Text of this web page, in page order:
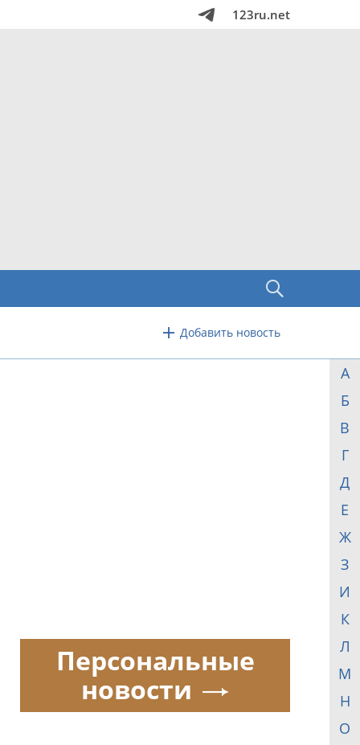
123ru.net
Добавить новость
А
Б
В
Г
Д
Е
Ж
З
И
К
Л
М
Н
О
Персональные
новости